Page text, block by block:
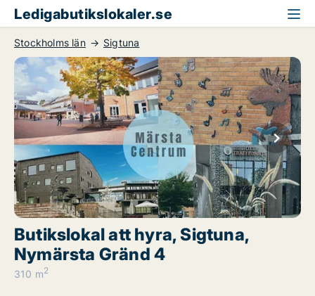
Ledigabutikslokaler.se
Stockholms län Sigtuna
Butikslokal att hyra, Sigtuna,
Nymärsta Gränd 4
310 m2